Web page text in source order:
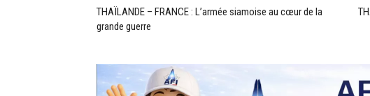
THAÏLANDE – FRANCE : L’armée siamoise au cœur de la
grande guerre